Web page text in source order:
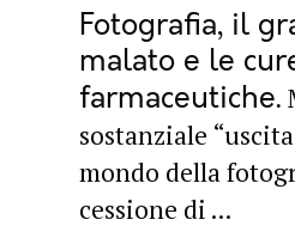
Fotografia, il
malato e le
farmaceutiche
sostanziale
mondo della
cessione di ...